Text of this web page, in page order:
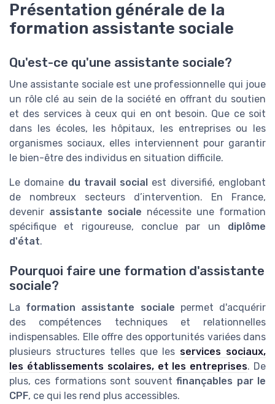
Présentation générale de la
formation assistante sociale
Qu'est-ce qu'une assistante sociale?
Une assistante sociale est une professionnelle qui joue
un rôle clé au sein de la société en offrant du soutien
et des services à ceux qui en ont besoin. Que ce soit
dans les écoles, les hôpitaux, les entreprises ou les
organismes sociaux, elles interviennent pour garantir
le bien-être des individus en situation difficile.
Le domaine du travail social est diversifié, englobant
de nombreux secteurs d’intervention. En France,
devenir assistante sociale nécessite une formation
spécifique et rigoureuse, conclue par un diplôme
d'état.
Pourquoi faire une formation d'assistante
sociale?
La formation assistante sociale permet d'acquérir
des compétences techniques et relationnelles
indispensables. Elle offre des opportunités variées dans
plusieurs structures telles que les services sociaux,
les établissements scolaires, et les entreprises. De
plus, ces formations sont souventfinançables par le
CPF, ce qui les rend plus accessibles.